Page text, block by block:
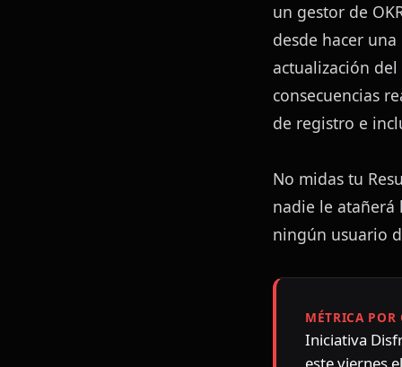
un gestor de
desde hacer
actualización
consecuencias
de registro e
No midas tu
nadie le atañerá
ningún usuario
MÉTRICA
Iniciativa